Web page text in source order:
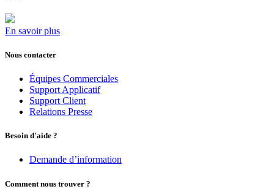
En savoir plus
Nous contacter
Équipes Commerciales
Support Applicatif
Support Client
Relations Presse
Besoin d'aide ?
Demande d’information
Comment nous trouver ?